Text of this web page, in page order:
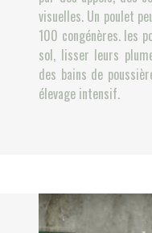
visuelles. Un poulet
100 congénères. les
sol, lisser leurs
des bains de
élevage intensif.